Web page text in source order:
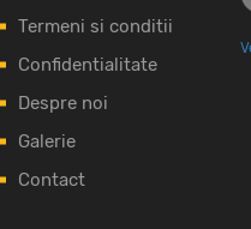
Termeni si conditii
Confidentialitate
Despre noi
Galerie
Contact